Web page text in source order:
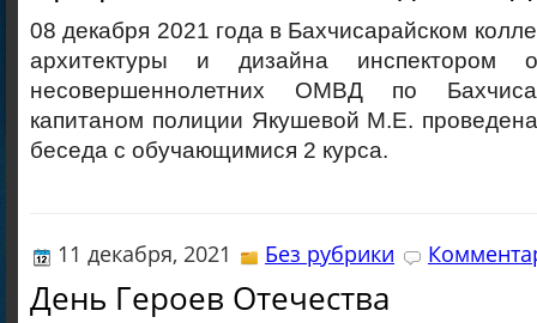
08 декабря 2021 года в Бахчисарайском
архитектуры и дизайна инспектором
несовершеннолетних ОМВД по
капитаном полиции Якушевой М.Е.
беседа с обучающимися 2 курса.
11 декабря, 2021 Без рубрики
День Героев Отечества